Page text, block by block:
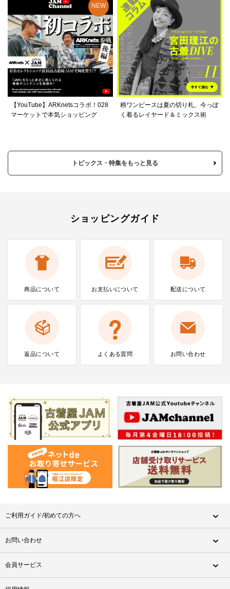
【YouTube】ARKnetsコラボ！028
マーケットで本気ショッピング
柄ワンピースは夏の切り札、今っぽ
く着るレイヤード＆ミックス術
トピックス・特集をもっと見る
ショッピングガイド
商品について お支払いについて 配送について
返品について よくある質問 お問い合わせ
ご利用ガイド/初めての方へ
お問い合わせ
会員サービス